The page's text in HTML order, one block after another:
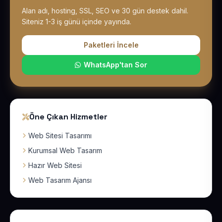
Alan adı, hosting, SSL, SEO ve 30 gün destek dahil.
Siteniz 1-3 iş günü içinde yayında.
Paketleri İncele
WhatsApp'tan Sor
Öne Çıkan Hizmetler
Web Sitesi Tasarımı
Kurumsal Web Tasarım
Hazır Web Sitesi
Web Tasarım Ajansı